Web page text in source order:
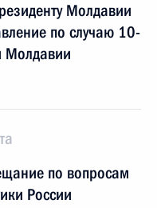
Молдавии
по случаю 10-
Молдавии
по вопросам
России